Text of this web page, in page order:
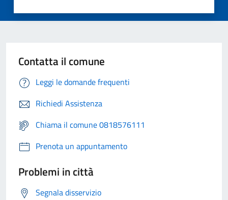
Contatta il comune
Leggi le domande frequenti
Richiedi Assistenza
Chiama il comune 0818576111
Prenota un appuntamento
Problemi in città
Segnala disservizio